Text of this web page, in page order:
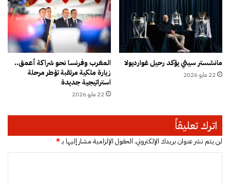
و
ا
ج
ه
م
ن
د
مانشستر سيتي يؤكد رحيل غوارديولا
22 مايو 2026
المغرب وفرنسا نحو شراكة أعمق..
زيارة ملكية مرتقبة تؤطر مرحلة
استراتيجية جديدة
22 مايو 2026
اترك تعليقاً
لن يتم نشر عنوان بريدك الإلكتروني. الحقول الإلزامية مشار إليها بـ*